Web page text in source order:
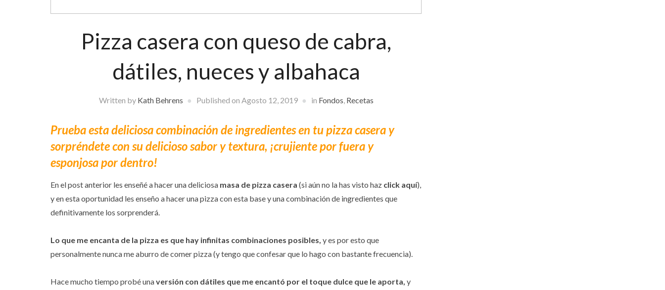
Pizza casera con queso de cabra,
dátiles, nueces y albahaca
Written by Kath Behrens Published on Agosto 12, 2019 in Fondos, Recetas
Prueba esta deliciosa combinación de ingredientes en tu pizza casera y
sorpréndete con su delicioso sabor y textura, ¡crujiente por fuera y
esponjosa por dentro!
En el post anterior les enseñé a hacer una deliciosa masa de pizza casera (si aún no la has visto haz click aquí),
y en esta oportunidad les enseño a hacer una pizza con esta base y una combinación de ingredientes que
definitivamente los sorprenderá.
Lo que me encanta de la pizza es que hay infinitas combinaciones posibles, y es por esto que
personalmente nunca me aburro de comer pizza (y tengo que confesar que lo hago con bastante frecuencia).
Hace mucho tiempo probé unaversión con dátiles que me encantó por el toque dulce que le aporta, y